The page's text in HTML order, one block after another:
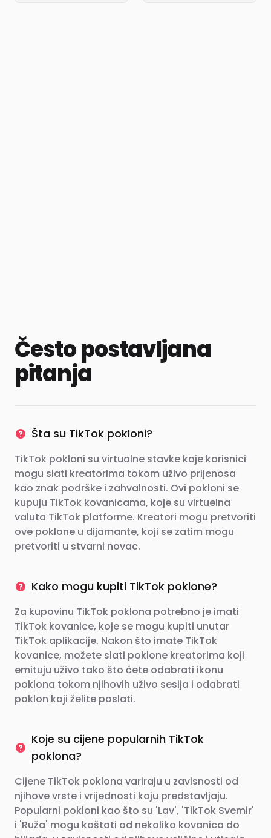
Često postavljana
pitanja
Šta su TikTok pokloni?
TikTok pokloni su virtualne stavke koje korisnici
mogu slati kreatorima tokom uživo prijenosa
kao znak podrške i zahvalnosti. Ovi pokloni se
kupuju TikTok kovanicama, koje su virtuelna
valuta TikTok platforme. Kreatori mogu pretvoriti
ove poklone u dijamante, koji se zatim mogu
pretvoriti u stvarni novac.
Kako mogu kupiti TikTok poklone?
Za kupovinu TikTok poklona potrebno je imati
TikTok kovanice, koje se mogu kupiti unutar
TikTok aplikacije. Nakon što imate TikTok
kovanice, možete slati poklone kreatorima koji
emituju uživo tako što ćete odabrati ikonu
poklona tokom njihovih uživo sesija i odabrati
poklon koji želite poslati.
Koje su cijene popularnih TikTok
poklona?
Cijene TikTok poklona variraju u zavisnosti od
njihove vrste i vrijednosti koju predstavljaju.
Popularni pokloni kao što su 'Lav', 'TikTok Svemir'
i 'Ruža' mogu koštati od nekoliko kovanica do